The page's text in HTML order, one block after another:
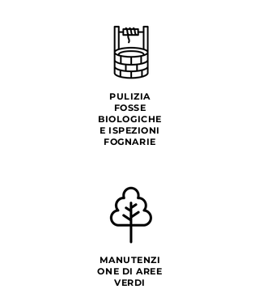
PULIZIA
FOSSE
BIOLOGICHE
E ISPEZIONI
FOGNARIE
MANUTENZI
ONE DI AREE
VERDI